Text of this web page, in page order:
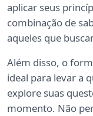
aplicar seus
combinação de
aqueles que
Além disso, o
ideal para levar a
explore suas
momento. Não